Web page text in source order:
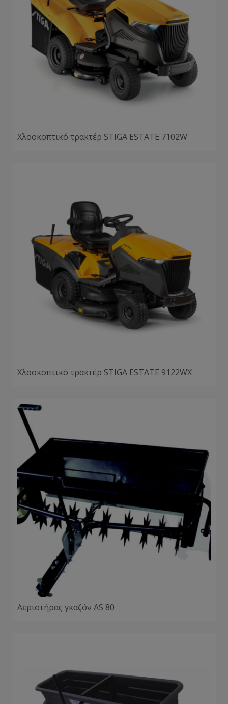
Χλοοκοπτικό τρακτέρ STIGA ESTATE 7102W
Χλοοκοπτικό τρακτέρ STIGA ESTATE 9122WX
Αεριστήρας γκαζόν AS 80